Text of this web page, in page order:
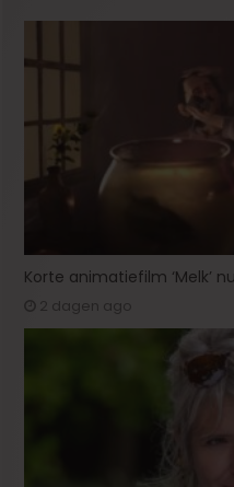
Korte animatiefilm ‘Melk’
2 dagen ago